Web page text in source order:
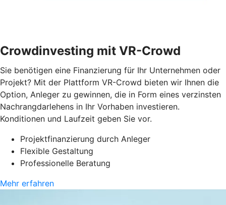
Crowdinvesting mit VR-Crowd
Sie benötigen eine Finanzierung für Ihr Unternehmen oder
Projekt? Mit der Plattform VR-Crowd bieten wir Ihnen die
Option, Anleger zu gewinnen, die in Form eines verzinsten
Nachrangdarlehens in Ihr Vorhaben investieren.
Konditionen und Laufzeit geben Sie vor.
Projektfinanzierung durch Anleger
Flexible Gestaltung
Professionelle Beratung
Mehr erfahren